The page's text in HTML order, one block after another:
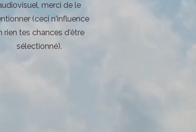
merci de le
(ceci n'influence
rien tes chances d'être
sélectionné).